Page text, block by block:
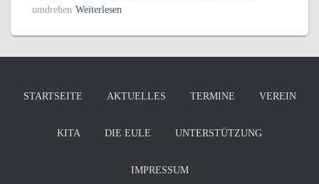
umdrehen Weiterlesen
STARTSEITE AKTUELLES TERMINE VEREIN
KITA DIE EULE UNTERSTÜTZUNG
IMPRESSUM